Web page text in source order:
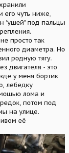
его чуть ниже,
"ушей" под пальцы
просто так
диаметра. Но
родную тягу.
двигателя - это
у меня бортик
лебедку
лома и
потом под
на улице.
её